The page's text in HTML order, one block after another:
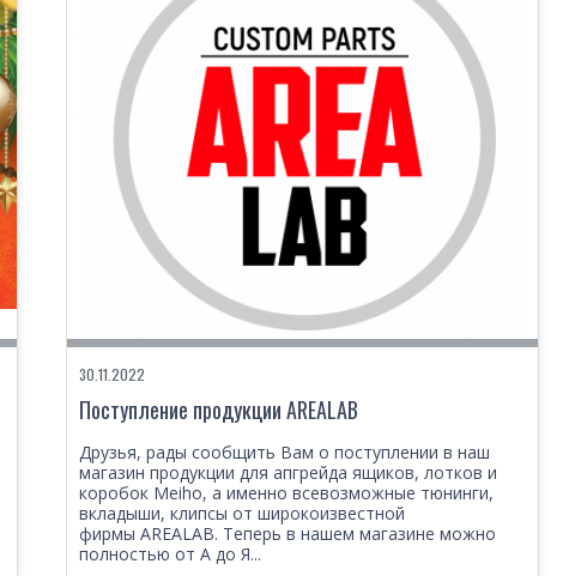
30.11.2022
Поступление продукции AREALAB
Друзья, рады сообщить Вам о поступлении в наш
магазин продукции для апгрейда ящиков, лотков и
коробок Meiho, а именно всевозможные тюнинги,
вкладыши, клипсы от широкоизвестной
фирмы AREALAB. Теперь в нашем магазине можно
полностью от А до Я...